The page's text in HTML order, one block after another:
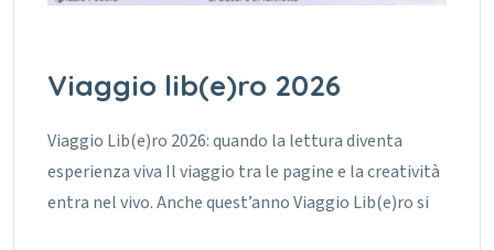
Viaggio lib(e)ro 2026
Viaggio Lib(e)ro 2026: quando la lettura diventa
esperienza viva Il viaggio tra le pagine e la creatività
entra nel vivo. Anche quest’anno Viaggio Lib(e)ro si